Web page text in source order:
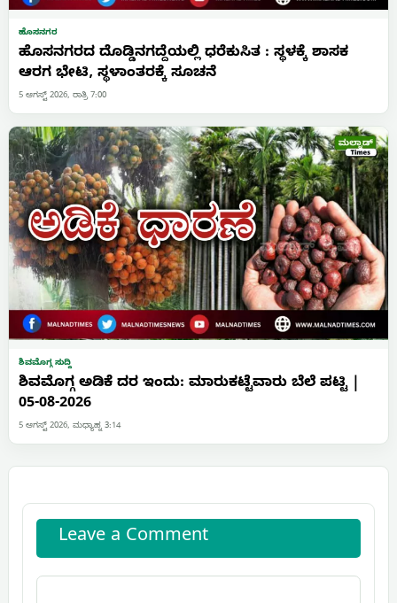
ಹೊಸನಗರ
ಹೊಸನಗರದ ದೊಡ್ಡಿನಗದ್ದೆಯಲ್ಲಿ ಧರೆಕುಸಿತ : ಸ್ಥಳಕ್ಕೆ ಶಾಸಕ
ಆರಗ ಭೇಟಿ, ಸ್ಥಳಾಂತರಕ್ಕೆ ಸೂಚನೆ
5 ಆಗಸ್ಟ್ 2026, ರಾತ್ರಿ 7:00
ಶಿವಮೊಗ್ಗ ಸುದ್ದಿ
ಶಿವಮೊಗ್ಗ ಅಡಿಕೆ ದರ ಇಂದು: ಮಾರುಕಟ್ಟೆವಾರು ಬೆಲೆ ಪಟ್ಟಿ |
05-08-2026
5 ಆಗಸ್ಟ್ 2026, ಮಧ್ಯಾಹ್ನ 3:14
Leave a Comment
Comment